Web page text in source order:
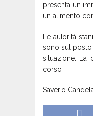
presenta un
un alimento
Le autorità
sono sul posto
situazione. La
corso.
Saverio Candela